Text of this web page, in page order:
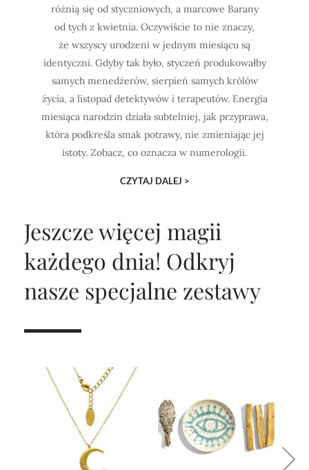
różnią się od styczniowych, a marcowe Barany
od tych z kwietnia. Oczywiście to nie znaczy,
że wszyscy urodzeni w jednym miesiącu są
identyczni. Gdyby tak było, styczeń produkowałby
samych menedżerów, sierpień samych królów
życia, a listopad detektywów i terapeutów. Energia
miesiąca narodzin działa subtelniej, jak przyprawa,
która podkreśla smak potrawy, nie zmieniając jej
istoty. Zobacz, co oznacza w numerologii.
CZYTAJ DALEJ >
Jeszcze więcej magii
każdego dnia! Odkryj
nasze specjalne zestawy